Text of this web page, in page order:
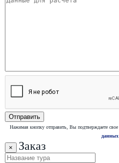
Нажимая кнопку отправить, Вы подтверждаете свое
данных
× Заказ